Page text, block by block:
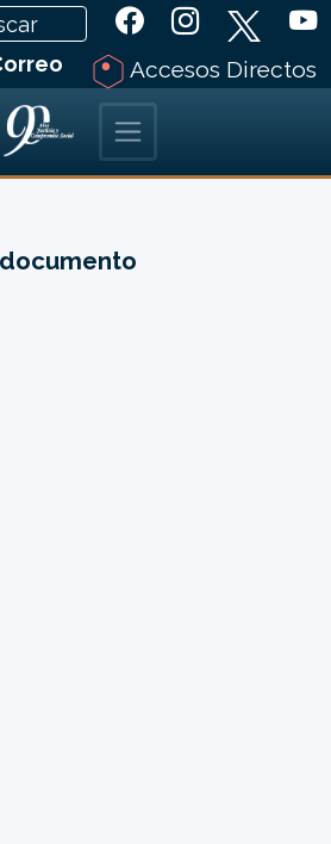
Accesos Directos